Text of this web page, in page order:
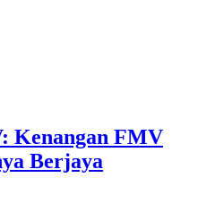
Kenangan FMV
Berjaya